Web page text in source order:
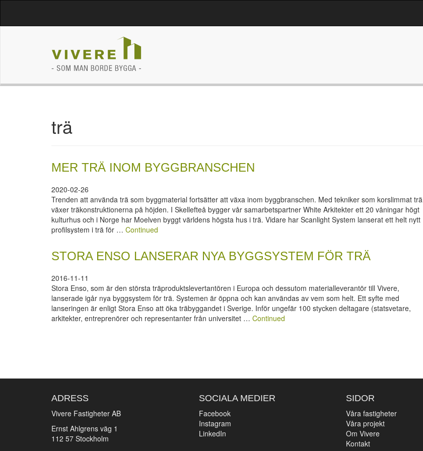
trä
MER TRÄ INOM BYGGBRANSCHEN
2020-02-26
Trenden att använda trä som byggmaterial fortsätter att växa inom byggbranschen. Med tekniker som korslimmat trä
växer träkonstruktionerna på höjden. I Skellefteå bygger vår samarbetspartner White Arkitekter ett 20 våningar högt
kulturhus och i Norge har Moelven byggt världens högsta hus i trä. Vidare har Scanlight System lanserat ett helt nytt
profilsystem i trä för … Continued
STORA ENSO LANSERAR NYA BYGGSYSTEM FÖR TRÄ
2016-11-11
Stora Enso, som är den största träproduktslevertantören i Europa och dessutom materialleverantör till Vivere,
lanserade igår nya byggsystem för trä. Systemen är öppna och kan användas av vem som helt. Ett syfte med
lanseringen är enligt Stora Enso att öka träbyggandet i Sverige. Inför ungefär 100 stycken deltagare (statsvetare,
arkitekter, entreprenörer och representanter från universitet … Continued
ADRESS
Vivere Fastigheter AB
Ernst Ahlgrens väg 1
112 57 Stockholm
SOCIALA MEDIER
Facebook
Instagram
LinkedIn
SIDOR
Våra fastigheter
Våra projekt
Om Vivere
Kontakt